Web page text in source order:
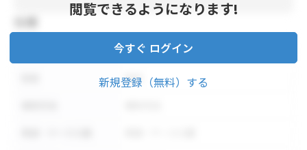
閲覧できるようになります!
今すぐ ログイン
新規登録（無料）する
内容量
形状